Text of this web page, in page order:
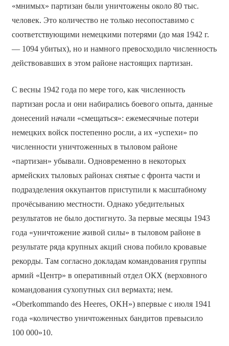
«мнимых» партизан были уничтожены около 80 тыс.
человек. Это количество не только несопоставимо с
соответствующими немецкими потерями (до мая 1942 г.
— 1094 убитых), но и намного превосходило численность
действовавших в этом районе настоящих партизан.
С весны 1942 года по мере того, как численность
партизан росла и они набирались боевого опыта, данные
донесений начали «смещаться»: ежемесячные потери
немецких войск постепенно росли, а их «успехи» по
численности уничтоженных в тыловом районе
«партизан» убывали. Одновременно в некоторых
армейских тыловых районах снятые с фронта части и
подразделения оккупантов приступили к масштабному
прочёсыванию местности. Однако убедительных
результатов не было достигнуто. За первые месяцы 1943
года «уничтожение живой силы» в тыловом районе в
результате ряда крупных акций снова побило кровавые
рекорды. Там согласно докладам командования группы
армий «Центр» в оперативный отдел ОКХ (верховного
командования сухопутных сил вермахта; нем.
«Oberkommando des Heeres, OKH») впервые с июля 1941
года «количество уничтоженных бандитов превысило
100 000»10.